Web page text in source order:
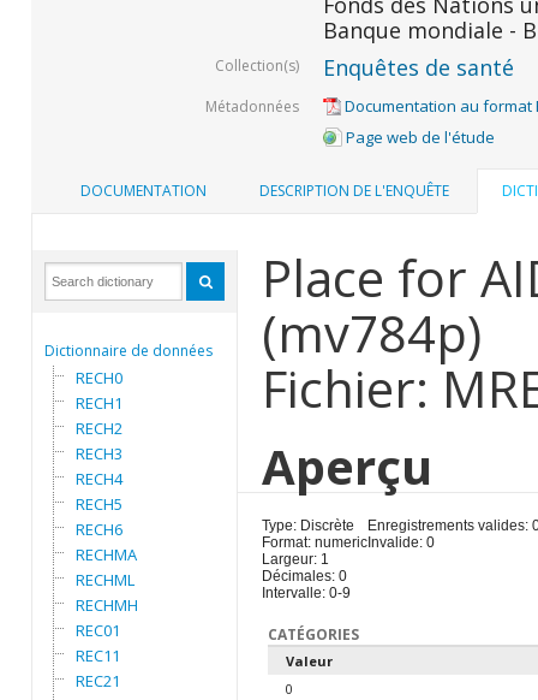
Banque mondiale -
Collection(s) Enquêtes de santé
Métadonnées
Documentation au format
Page web de l'étude
DOCUMENTATION DESCRIPTION DE L'ENQUÊTE
Dictionnaire de données
RECH0
RECH1
RECH2
RECH3
RECH4
RECH5
RECH6
RECHMA
RECHML
RECHMH
REC01
REC11
REC21
Place for
(mv784p)
Fichier:
Aperçu
Type: Discrète
Format: numeric
Largeur: 1
Décimales: 0
Intervalle: 0-9
Enregistrements valides:
Invalide: 0
CATÉGORIES
Valeur
0